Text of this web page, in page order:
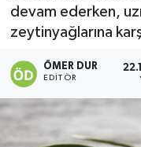
devam ederken,
zeytinyağlarına
ÖMER DUR
EDITÖR
Tüm Manşetler
Haber Arşivi